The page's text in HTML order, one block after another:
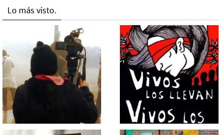
Lo más visto.